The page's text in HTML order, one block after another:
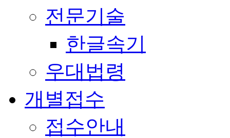
전문기술
한글속기
우대법령
개별접수
접수안내